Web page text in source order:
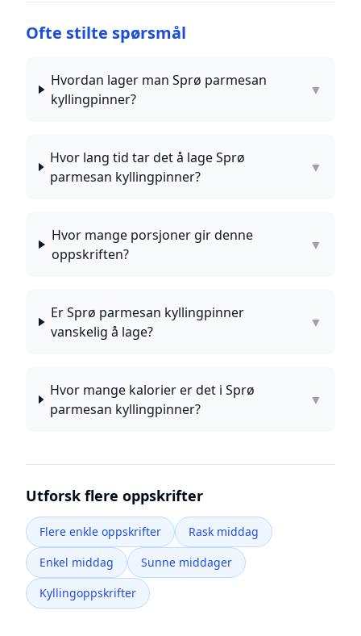
Ofte stilte spørsmål
Hvordan lager man Sprø parmesan
kyllingpinner?
▼
Hvor lang tid tar det å lage Sprø
parmesan kyllingpinner?
▼
Hvor mange porsjoner gir denne
oppskriften?
▼
Er Sprø parmesan kyllingpinner
vanskelig å lage?
▼
Hvor mange kalorier er det i Sprø
parmesan kyllingpinner?
▼
Utforsk flere oppskrifter
Flere enkle oppskrifter
Rask middag
Enkel middag
Sunne middager
Kyllingoppskrifter